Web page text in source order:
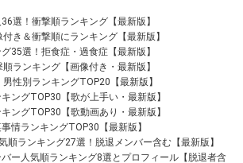
選！衝撃順ランキング【最新版】
き＆衝撃順にランキング【最新版】
35選！拒食症・過食症【最新版】
ランキング【画像付き・最新版】
性別ランキングTOP20【最新版】
ングTOP30【歌が上手い・最新版】
ングTOP30【歌動画あり・最新版】
情ランキングTOP30【最新版】
順ランキング27選！脱退メンバー含む【最新版】
ー人気順ランキング8選とプロフィール【脱退者含